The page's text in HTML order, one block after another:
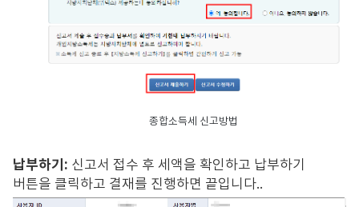
종합소득세 신고방법
납부하기: 신고서 접수 후 세액을 확인하고 납부하기
버튼을 클릭하고 결재를 진행하면 끝입니다..